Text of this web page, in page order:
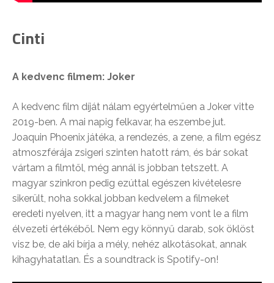
Cinti
A kedvenc filmem: Joker
A kedvenc film díját nálam egyértelműen a Joker vitte
2019-ben. A mai napig felkavar, ha eszembe jut.
Joaquin Phoenix játéka, a rendezés, a zene, a film egész
atmoszférája zsigeri szinten hatott rám, és bár sokat
vártam a filmtől, még annál is jobban tetszett. A
magyar szinkron pedig ezúttal egészen kivételesre
sikerült, noha sokkal jobban kedvelem a filmeket
eredeti nyelven, itt a magyar hang nem vont le a film
élvezeti értékéből. Nem egy könnyű darab, sok öklöst
visz be, de aki bírja a mély, nehéz alkotásokat, annak
kihagyhatatlan. És a soundtrack is Spotify-on!